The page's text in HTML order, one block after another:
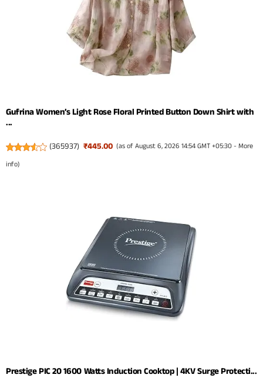
Gufrina Women’s Light Rose Floral Printed Button Down Shirt with
...
(365937) ₹445.00 (as of August 6, 2026 14:54 GMT +05:30 -More
info)
Prestige PIC 20 1600 Watts Induction Cooktop | 4KV Surge Protecti...